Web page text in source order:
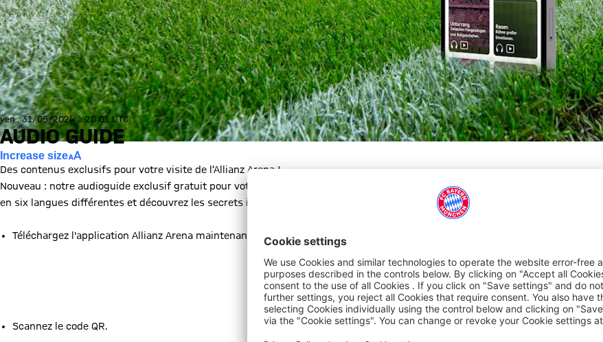
ven., 31/05/2024 à 20:01 UTC
AUDIO GUIDE
Increase size
Des contenus exclusifs pour votre visite de l’Allianz Arena !
Nouveau : notre audioguide exclusif gratuit pour votre visite de l’Arena et l'Arena View. Vivez de véritables moments de frissons
en six langues différentes et découvrez les secrets invisibles de l'Allianz Arena.
Téléchargez l'application Allianz Arena maintenant !
Scannez le code QR.